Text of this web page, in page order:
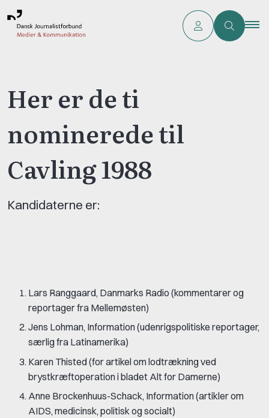
Her er de ti
nominerede til
Cavling 1988
Kandidaterne er:
Lars Ranggaard, Danmarks Radio (kommentarer og
reportager fra Mellemøsten)
Jens Lohman, Information (udenrigspolitiske reportager,
særlig fra Latinamerika)
Karen Thisted (for artikel om lodtrækning ved
brystkræftoperation i bladet Alt for Damerne)
Anne Brockenhuus-Schack, Information (artikler om
AIDS, medicinsk, politisk og socialt)